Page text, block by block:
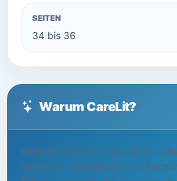
SEITEN
34 bis 36
Warum CareLit?
Mehr als 500.000 Fachartikel,
Volltexte, Readerlisten und